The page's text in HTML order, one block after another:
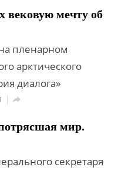
мечту об
пленарном
арктического
диалога»

мир.
секретаря